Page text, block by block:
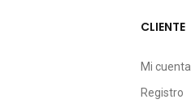
CLIENTE
Mi cuenta
Registro